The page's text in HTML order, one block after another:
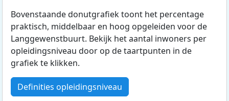
Bovenstaande donutgrafiek toont het percentage
praktisch, middelbaar en hoog opgeleiden voor de
Langgewenstbuurt. Bekijk het aantal inwoners per
opleidingsniveau door op de taartpunten in de
grafiek te klikken.
Definities opleidingsniveau